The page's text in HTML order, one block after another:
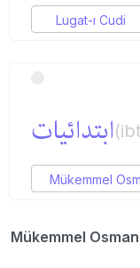
Lugat-ı Cudi
ابتدائیات
Mükemmel
Mükemmel